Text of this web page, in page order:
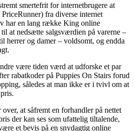
smertefrit for internetbrugere at
fra diverse internet
har en lang række King online
til at nedsætte salgsværdien på varerne –
herrer og damer – voldsomt, og endda
være tiden værd at udforske et par
rabatkoder på Puppies On Stairs forud
således at man ikke er i tvivl om at
at såfremt en forhandler på nettet
der kan ses som ufattelig tiltalende,
et bevis på en snydagtig online